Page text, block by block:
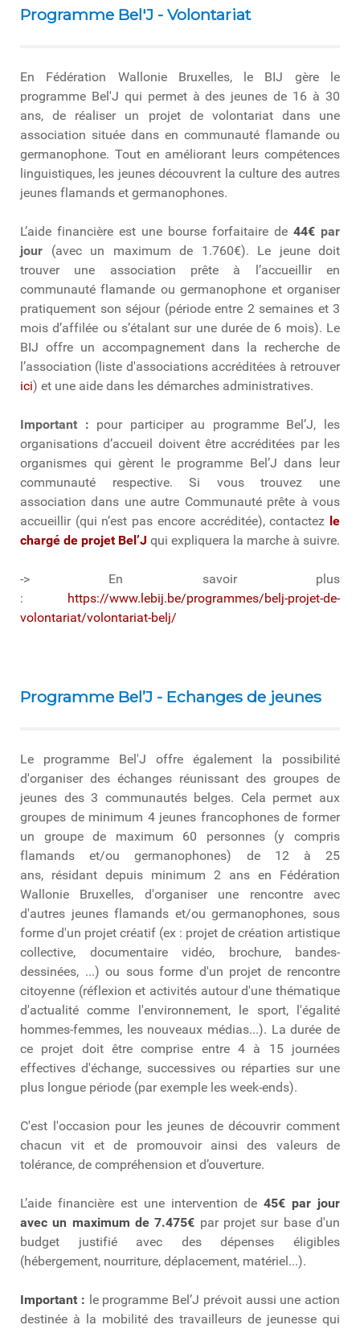
Programme Bel'J - Volontariat
En Fédération Wallonie Bruxelles, le BIJ gère le
programme Bel'J qui permet à des jeunes de 16 à 30
ans, de réaliser un projet de volontariat dans une
association située dans en communauté flamande ou
germanophone. Tout en améliorant leurs compétences
linguistiques, les jeunes découvrent la culture des autres
jeunes flamands et germanophones.
L’aide financière est une bourse forfaitaire de 44€ par
jour (avec un maximum de 1.760€). Le jeune doit
trouver une association prête à l’accueillir en
communauté flamande ou germanophone et organiser
pratiquement son séjour (période entre 2 semaines et 3
mois d’affilée ou s’étalant sur une durée de 6 mois). Le
BIJ offre un accompagnement dans la recherche de
l’association (liste d'associations accréditées à retrouver
ici) et une aide dans les démarches administratives.
Important : pour participer au programme Bel’J, les
organisations d’accueil doivent être accréditées par les
organismes qui gèrent le programme Bel’J dans leur
communauté respective. Si vous trouvez une
association dans une autre Communauté prête à vous
accueillir (qui n’est pas encore accréditée), contactez le
chargé de projet Bel’J qui expliquera la marche à suivre.
-> En savoir plus
: https://www.lebij.be/programmes/belj-projet-de-
volontariat/volontariat-belj/
Programme Bel’J - Echanges de jeunes
Le programme Bel'J offre également la possibilité
d'organiser des échanges réunissant des groupes de
jeunes des 3 communautés belges. Cela permet aux
groupes de minimum 4 jeunes francophones de former
un groupe de maximum 60 personnes (y compris
flamands et/ou germanophones) de 12 à 25
ans, résidant depuis minimum 2 ans en Fédération
Wallonie Bruxelles, d'organiser une rencontre avec
d'autres jeunes flamands et/ou germanophones, sous
forme d'un projet créatif (ex : projet de création artistique
collective, documentaire vidéo, brochure, bandes-
dessinées, ...) ou sous forme d'un projet de rencontre
citoyenne (réflexion et activités autour d'une thématique
d'actualité comme l'environnement, le sport, l'égalité
hommes-femmes, les nouveaux médias...). La durée de
ce projet doit être comprise entre 4 à 15 journées
effectives d'échange, successives ou réparties sur une
plus longue période (par exemple les week-ends).
C'est l'occasion pour les jeunes de découvrir comment
chacun vit et de promouvoir ainsi des valeurs de
tolérance, de compréhension et d’ouverture.
L’aide financière est une intervention de 45€ par jour
avec un maximum de 7.475€ par projet sur base d'un
budget justifié avec des dépenses éligibles
(hébergement, nourriture, déplacement, matériel...).
Important : le programme Bel’J prévoit aussi une action
destinée à la mobilité des travailleurs de jeunesse qui